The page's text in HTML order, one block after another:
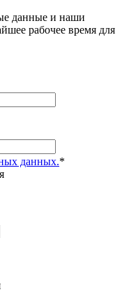
данные и наши
рабочее время для
данных.*